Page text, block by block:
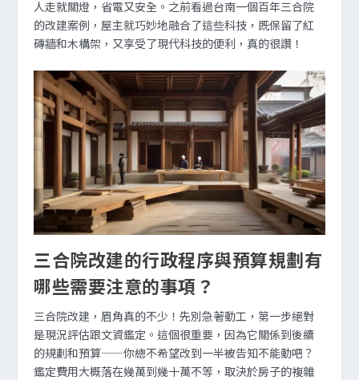
人走就關燈，省電又安全。之前看過台南一個百年三合院
的改建案例，屋主就巧妙地融合了這些科技，既保留了紅
磚牆和木構架，又享受了現代科技的便利，真的很讚！
三合院改建的行政程序與預算規劃有
哪些需要注意的事項？
三合院改建，眉角真的不少！先別急著動工，第一步絕對
是現況評估跟文資鑑定。這個很重要，因為它關係到後續
的規劃和預算——你總不希望改到一半被告知不能動吧？
鑑定費用大概落在幾萬到幾十萬不等，取決於房子的複雜